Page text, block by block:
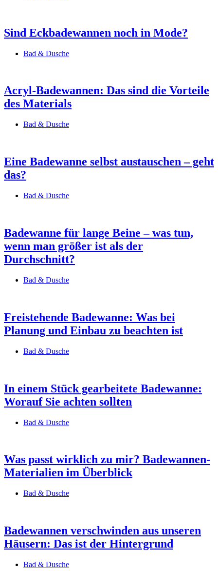
Sind Eckbadewannen noch in Mode?
Bad & Dusche
Acryl-Badewannen: Das sind die Vorteile
des Materials
Bad & Dusche
Eine Badewanne selbst austauschen – geht
das?
Bad & Dusche
Badewanne für lange Beine – was tun,
wenn man größer ist als der
Durchschnitt?
Bad & Dusche
Freistehende Badewanne: Was bei
Planung und Einbau zu beachten ist
Bad & Dusche
In einem Stück gearbeitete Badewanne:
Worauf Sie achten sollten
Bad & Dusche
Was passt wirklich zu mir? Badewannen-
Materialien im Überblick
Bad & Dusche
Badewannen verschwinden aus unseren
Häusern: Das ist der Hintergrund
Bad & Dusche